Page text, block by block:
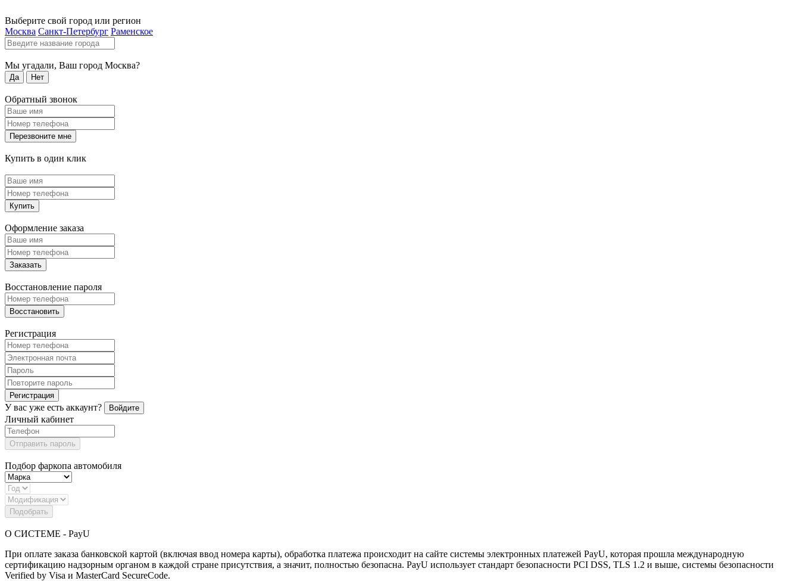
Выберите свой город или регион
Москва Санкт-Петербург Раменское
Мы угадали, Ваш город Москва?
Да Нет
Обратный звонок
Перезвоните мне
Купить в один клик
Купить
Оформление заказа
Заказать
Восстановление пароля
Восстановить
Регистрация
Регистрация
У вас уже есть аккаунт? Войдите
Личный кабинет
Отправить пароль
Подбор фаркопа автомобиля
Подобрать
О СИСТЕМЕ - PayU
При оплате заказа банковской картой (включая ввод номера карты), обработка платежа происходит на сайте системы электронных платежей PayU, которая прошла международную
сертификацию надзорным органом в каждой стране присутствия, а значит, полностью безопасна. PayU использует стандарт безопасности PCI DSS, TLS 1.2 и выше, системы безопасности
Verified by Visa и MasterCard SecureCode.